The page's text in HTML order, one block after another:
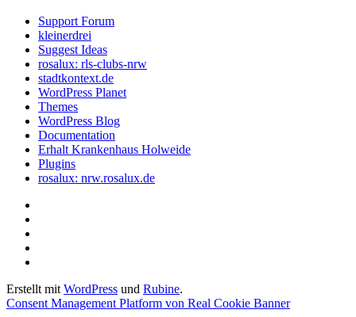
Support Forum
kleinerdrei
Suggest Ideas
rosalux: rls-clubs-nrw
stadtkontext.de
WordPress Planet
Themes
WordPress Blog
Documentation
Erhalt Krankenhaus Holweide
Plugins
rosalux: nrw.rosalux.de
Einstellungen
Erstellt mit WordPress und Rubine.
Consent Management Platform von Real Cookie Banner